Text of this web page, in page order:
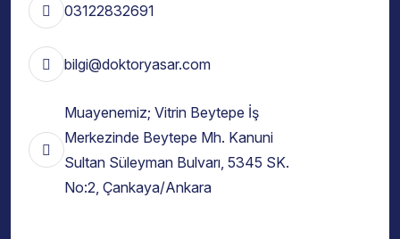
03122832691
bilgi@doktoryasar.com
Muayenemiz; Vitrin Beytepe İş
Merkezinde Beytepe Mh. Kanuni
Sultan Süleyman Bulvarı, 5345 SK.
No:2, Çankaya/Ankara